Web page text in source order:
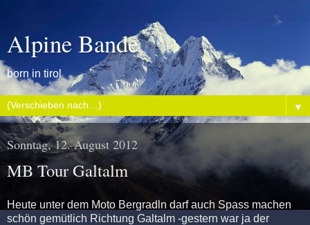
Alpine Bande
born in tirol
▼
Sonntag, 12. August 2012
MB Tour Galtalm
Heute unter dem Moto Bergradln darf auch Spass machen
schön gemütlich Richtung Galtalm -gestern war ja der